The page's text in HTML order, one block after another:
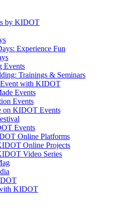
by KIDOT
Experience Fun
Events
Trainings & Seminars
Event with KIDOT
Events
Events
on KIDOT Events
Events
Online Platforms
Online Projects
Video Series
KIDOT